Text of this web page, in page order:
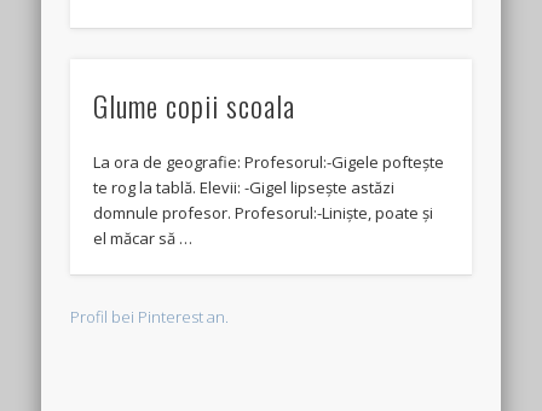
Glume copii scoala
La ora de geografie: Profesorul:-Gigele poftește
te rog la tablă. Elevii: -Gigel lipsește astăzi
domnule profesor. Profesorul:-Liniște, poate și
el măcar să …
Profil bei Pinterest an.